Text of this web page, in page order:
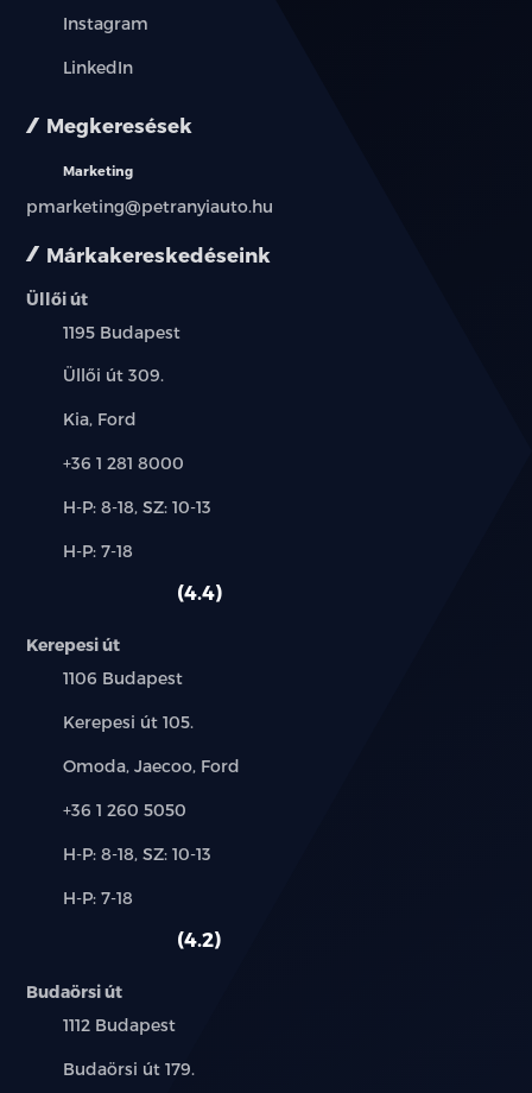
érintőkijelző
esőszenzor
fedélzeti komputer
függönylégzsák
fűthető első ülés
GPS (navigáció)
guminyomás-ellenőrző rendszer
hátsó fejtámlák
kanyarkövető fényszóró
kihangosító
LED fényszóró
Márkakereskedéseink
Üllői út
Település:
1195 Budapest
Cím:
Üllői út 309.
Márkák:
Kia, Ford
Telefon:
+36 1 281 8000
Új-
használt
H-P: 8-18, SZ: 10-13
Alkatrész,
H-P: 7-18
4.4
Kerepesi út
Település:
1106 Budapest
Cím:
Kerepesi út 105.
Márkák:
Omoda, Jaecoo, Ford
Telefon:
+36 1 260 5050
Új-
használt
H-P: 8-18, SZ: 10-13
Alkatrész,
H-P: 7-18
4.2
Budaörsi út
Település:
1112 Budapest
Cím:
Budaörsi út 179.
Instagram
LinkedIn
Megkeresések
Marketing
pmarketing@petranyiauto.hu